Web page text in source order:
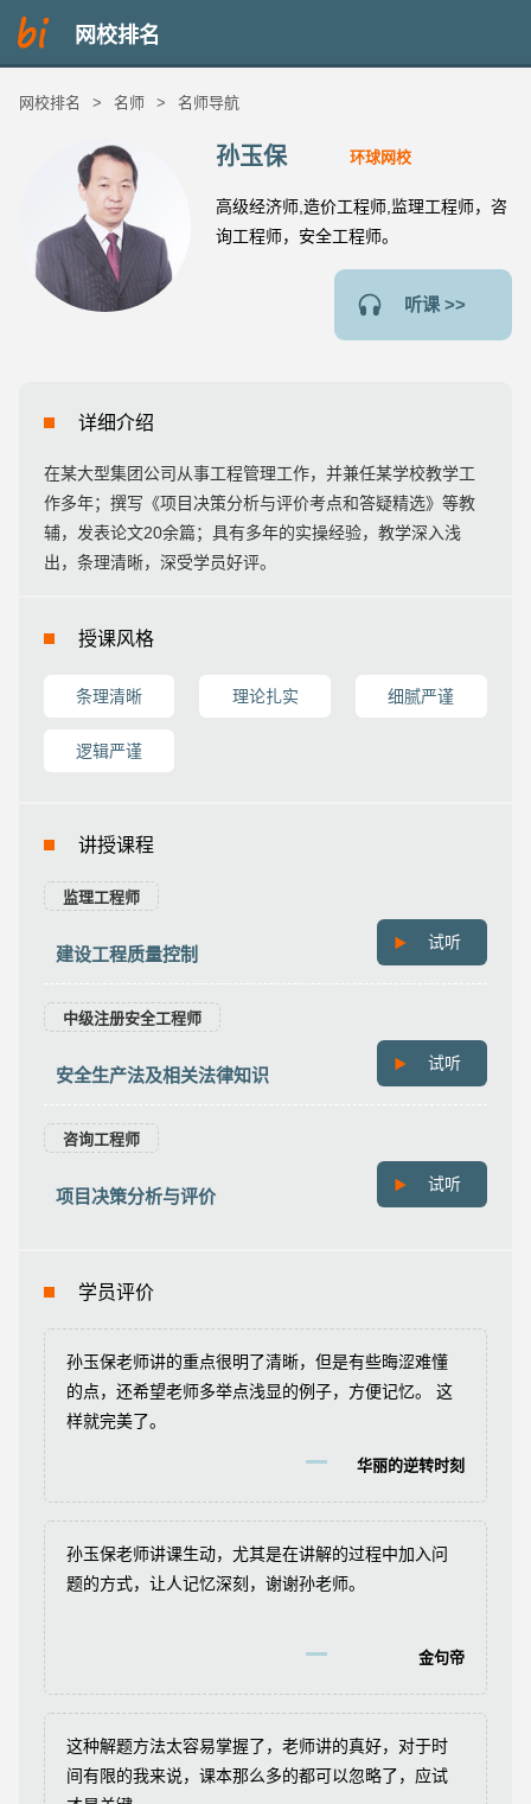
网校排名
网校排名 > 名师 > 名师导航
孙玉保 环球网校
高级经济师,造价工程师,监理工程师，咨
询工程师，安全工程师。
听课 >>
详细介绍
在某大型集团公司从事工程管理工作，并兼任某学校教学工
作多年；撰写《项目决策分析与评价考点和答疑精选》等教
辅，发表论文20余篇；具有多年的实操经验，教学深入浅
出，条理清晰，深受学员好评。
授课风格
条理清晰 理论扎实 细腻严谨
逻辑严谨
讲授课程
监理工程师
建设工程质量控制
试听
中级注册安全工程师
安全生产法及相关法律知识
试听
咨询工程师
项目决策分析与评价
试听
学员评价
孙玉保老师讲的重点很明了清晰，但是有些晦涩难懂
的点，还希望老师多举点浅显的例子，方便记忆。 这
样就完美了。
华丽的逆转时刻
孙玉保老师讲课生动，尤其是在讲解的过程中加入问
题的方式，让人记忆深刻，谢谢孙老师。
金句帝
这种解题方法太容易掌握了，老师讲的真好，对于时
间有限的我来说，课本那么多的都可以忽略了，应试